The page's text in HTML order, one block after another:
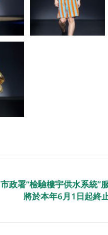
市政署“檢驗樓宇供水系統”
將於本年6月1日起終